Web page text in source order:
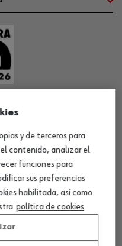
y de terceros para
contenido, analizar el
funciones para
sus preferencias
habilitada, así como
política de cookies